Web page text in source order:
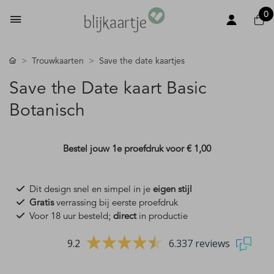
0
Trouwkaarten Save the date kaartjes
Save the Date kaart Basic
Botanisch
Bestel jouw 1e proefdruk voor€ 1,00
Dit design snel en simpel in je eigen stijl
Gratisverrassing bij eerste proefdruk
Voor 18 uur besteld; directin productie
9.2 6.337 reviews